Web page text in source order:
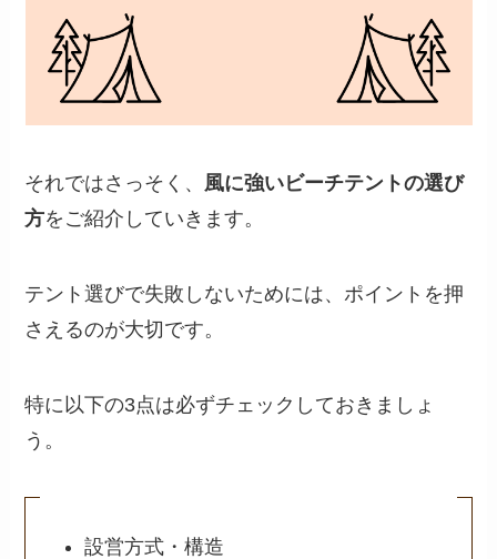
それではさっそく、 風に強いビーチテントの選び
方をご紹介していきます。
テント選びで失敗しないためには、ポイントを押
さえるのが大切です。
特に以下の3点は必ずチェックしておきましょ
う。
設営方式・構造